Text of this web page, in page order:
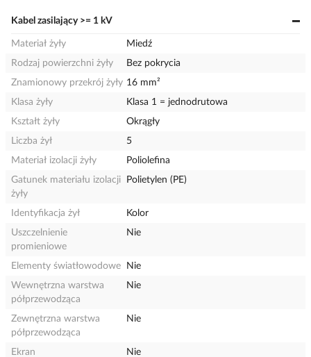
Kabel zasilający >= 1 kV
Materiał żyły
Miedź
Rodzaj powierzchni żyły
Bez pokrycia
Znamionowy przekrój żyły 16 mm²
Klasa żyły
Klasa 1 = jednodrutowa
Kształt żyły
Okrągły
Liczba żył
5
Materiał izolacji żyły
Poliolefina
Gatunek materiału izolacji
żyły
Polietylen (PE)
Identyfikacja żył
Kolor
Uszczelnienie
promieniowe
Nie
Elementy światłowodowe
Nie
Wewnętrzna warstwa
półprzewodząca
Nie
Zewnętrzna warstwa
półprzewodząca
Nie
Ekran
Nie